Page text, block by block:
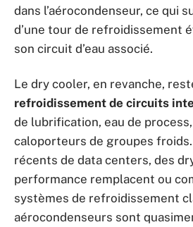
dans l’aérocondenseur, ce qui
d’une tour de refroidissement
son circuit d’eau associé.
Le dry cooler, en revanche,
refroidissement de circuits
de lubrification, eau de
caloporteurs de groupes
récents de data centers, des
performance remplacent ou
systèmes de refroidissement
aérocondenseurs sont